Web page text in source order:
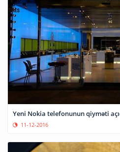
Yeni Nokia telefonunun qiyməti
11-12-2016